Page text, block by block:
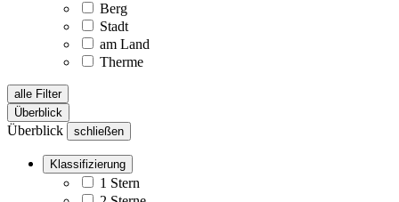
Berg
Stadt
am Land
Therme
alle Filter
Überblick
Überblick schließen
Klassifizierung
1 Stern